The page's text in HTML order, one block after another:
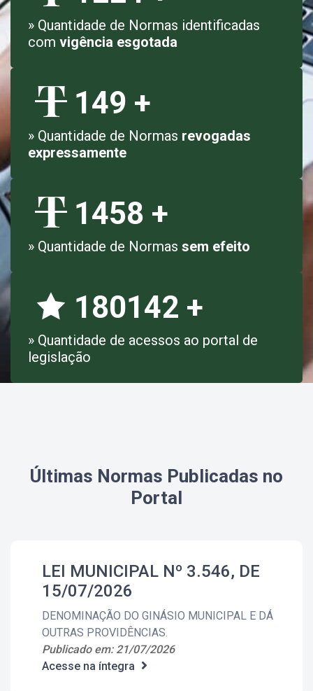
» Quantidade de Normas identificadas
com vigência esgotada
149 +
» Quantidade de Normas revogadas
expressamente
1458 +
» Quantidade de Normas sem efeito
180142 +
» Quantidade de acessos ao portal de
legislação
Últimas Normas Publicadas no
Portal
LEI MUNICIPAL Nº 3.546, DE
15/07/2026
DENOMINAÇÃO DO GINÁSIO MUNICIPAL E DÁ
OUTRAS PROVIDÊNCIAS.
Publicado em: 21/07/2026
Acesse na íntegra